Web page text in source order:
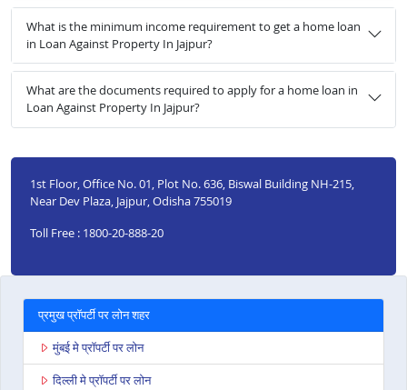
What is the minimum income requirement to get a home loan
in Loan Against Property In Jajpur?
What are the documents required to apply for a home loan in
Loan Against Property In Jajpur?
1st Floor, Office No. 01, Plot No. 636, Biswal Building NH-215,
Near Dev Plaza, Jajpur, Odisha 755019
Toll Free : 1800-20-888-20
प्रमुख प्रॉपर्टी पर लोन शहर
मुंबई मे प्रॉपर्टी पर लोन
दिल्ली मे प्रॉपर्टी पर लोन